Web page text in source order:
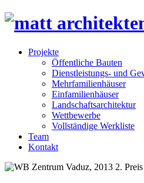
Projekte
Öffentliche Bauten
Dienstleistungs- und
Mehrfamilienhäuser
Einfamilienhäuser
Landschaftsarchitektur
Wettbewerbe
Vollständige Werkliste
Team
Kontakt